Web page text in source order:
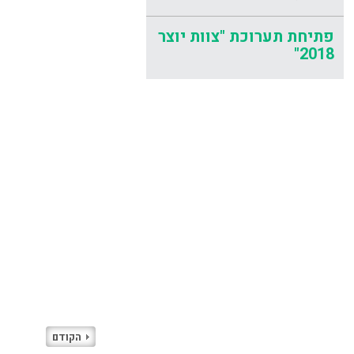
פתיחת תערוכת "צוות יוצר
2018"
הקודם